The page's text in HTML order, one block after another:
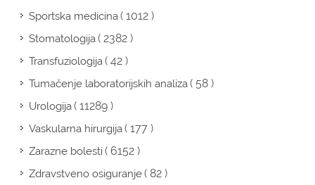
Sportska medicina( 1012 )
Stomatologija( 2382 )
Transfuziologija( 42 )
Tumačenje laboratorijskih analiza( 58 )
Urologija( 11289 )
Vaskularna hirurgija( 177 )
Zarazne bolesti( 6152 )
Zdravstveno osiguranje( 82 )